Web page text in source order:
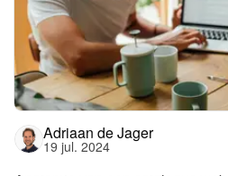
Adriaan de Jager
19 jul. 2024